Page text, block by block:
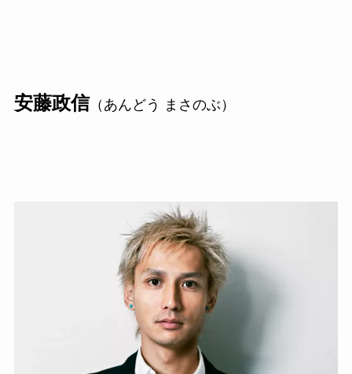
安藤政信（あんどう まさのぶ）